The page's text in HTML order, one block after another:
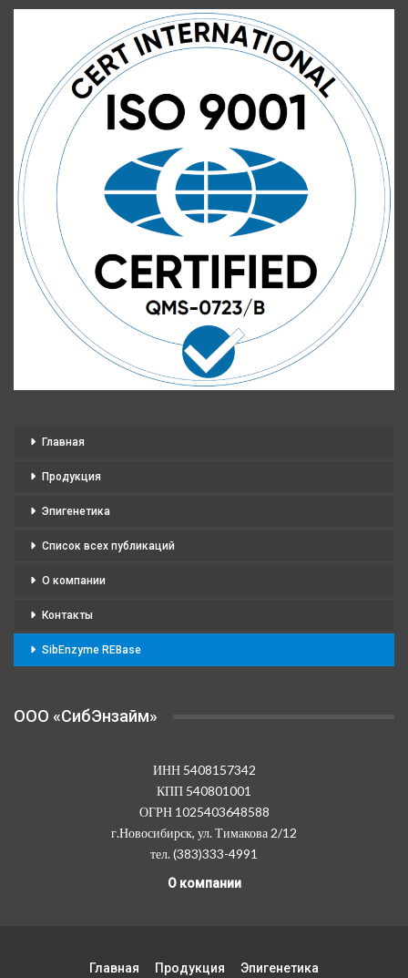
Главная
Продукция
Эпигенетика
Список всех публикаций
О компании
Контакты
SibEnzyme REBase
OOO «СибЭнзайм»
ИНН 5408157342
КПП 540801001
ОГРН 1025403648588
г.Новосибирск, ул. Тимакова 2/12
тел. (383)333-4991
О компании
Главная Продукция Эпигенетика